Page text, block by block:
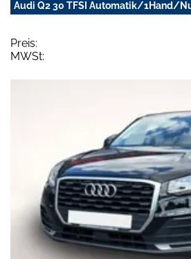
Audi Q2 30 TFSI Automatik/1Hand/
Preis:
MWSt: